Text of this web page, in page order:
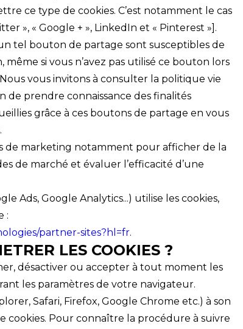
ce type de cookies. C’est notamment le cas
», « Google + », LinkedIn et « Pinterest »].
tel bouton de partage sont susceptibles de
si vous n’avez pas utilisé ce bouton lors
vous invitons à consulter la politique vie
de prendre connaissance des finalités
grâce à ces boutons de partage en vous
de marketing notamment pour afficher de la
de marché et évaluer l’efficacité d’une
Ads, Google Analytics...) utilise les cookies,
:
partner-sites?hl=fr.
LES COOKIES ?
désactiver ou accepter à tout moment les
les paramètres de votre navigateur.
Safari, Firefox, Google Chrome etc.) à son
cookies. Pour connaître la procédure à suivre